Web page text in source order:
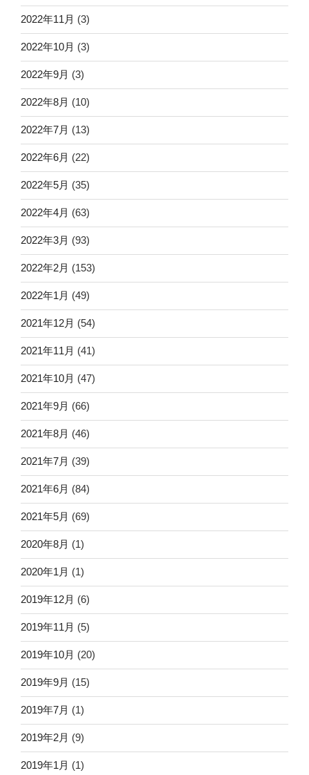
2022年11月 (3)
2022年10月 (3)
2022年9月 (3)
2022年8月 (10)
2022年7月 (13)
2022年6月 (22)
2022年5月 (35)
2022年4月 (63)
2022年3月 (93)
2022年2月 (153)
2022年1月 (49)
2021年12月 (54)
2021年11月 (41)
2021年10月 (47)
2021年9月 (66)
2021年8月 (46)
2021年7月 (39)
2021年6月 (84)
2021年5月 (69)
2020年8月 (1)
2020年1月 (1)
2019年12月 (6)
2019年11月 (5)
2019年10月 (20)
2019年9月 (15)
2019年7月 (1)
2019年2月 (9)
2019年1月 (1)